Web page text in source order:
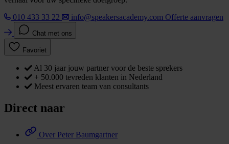
010 433 33 22
info@speakersacademy.com Offerte aanvragen
Chat met ons
Favoriet
Al 30 jaar jouw partner voor de beste sprekers
+ 50.000 tevreden klanten in Nederland
Meest ervaren team van consultants
Direct naar
Over Peter Baumgartner